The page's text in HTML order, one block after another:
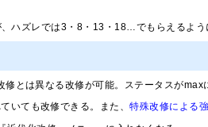
ハズレでは3・8・13・18…でもらえるよう
とは異なる改修が可能。ステータスがmax
いても改修できる。また、特殊改修による